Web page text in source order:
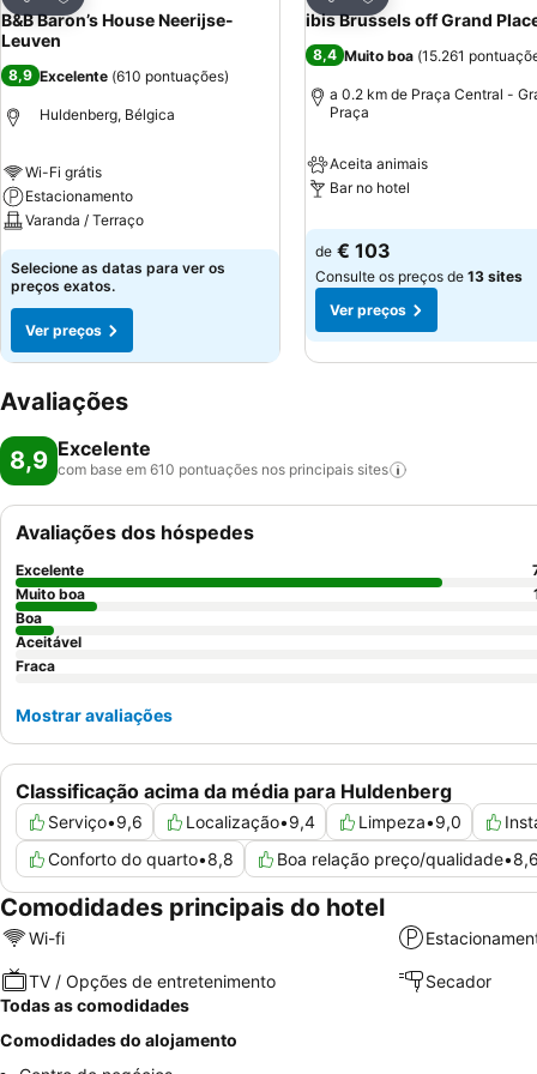
Partilhar
B&B Baron’s House Neerijse-
Leuven
8,9 Excelente (610 pontuações)
Huldenberg, Bélgica
Wi-Fi grátis
Estacionamento
Varanda / Terraço
Selecione as datas para ver os
preços exatos.
Ver preços
Partilhar
ibis Brussels off Grand
8,4 Muito boa (15.261
a 0.2 km de Praça Central -
Praça
Aceita animais
Bar no hotel
de € 103
Consulte os preços de 13 sites
Ver preços
Avaliações
8,9 Excelente
com base em 610 pontuações nos principais sites
Classificação acima da média para Huldenberg
Serviço•9,6 Localização•9,4 Limpeza•9,0
Conforto do quarto•8,8 Boa relação preço/qualidade•
Avaliações dos hóspedes
Excelente
Muito boa
Boa
Aceitável
Fraca
Mostrar avaliações
Comodidades principais do hotel
Wi-fi
TV / Opções de entretenimento
Secador
Todas as comodidades
Comodidades do alojamento